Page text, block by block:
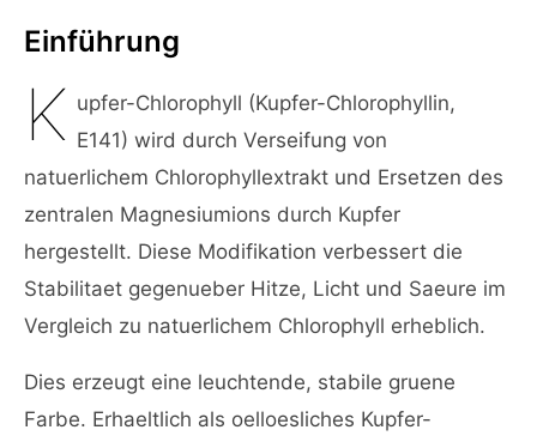
Einführung
K upfer-Chlorophyll (Kupfer-Chlorophyllin,
E141) wird durch Verseifung von
natuerlichem Chlorophyllextrakt und Ersetzen des
zentralen Magnesiumions durch Kupfer
hergestellt. Diese Modifikation verbessert die
Stabilitaet gegenueber Hitze, Licht und Saeure im
Vergleich zu natuerlichem Chlorophyll erheblich.
Dies erzeugt eine leuchtende, stabile gruene
Farbe. Erhaeltlich als oelloesliches Kupfer-